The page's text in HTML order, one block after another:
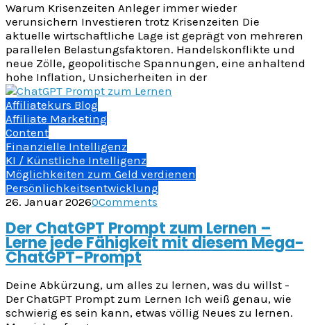
Warum Krisenzeiten Anleger immer wieder
verunsichern Investieren trotz Krisenzeiten Die
aktuelle wirtschaftliche Lage ist geprägt von mehreren
parallelen Belastungsfaktoren. Handelskonflikte und
neue Zölle, geopolitische Spannungen, eine anhaltend
hohe Inflation, Unsicherheiten in der
Affiliatekurs Blog
Affiliate Marketing
Content
Finanzielle Intelligenz
KI / Künstliche Intelligenz
Möglichkeiten zum Geld verdienen
Persönlichkeitsentwicklung
26. Januar 20260Comments
Der ChatGPT Prompt zum Lernen –
Lerne jede Fähigkeit mit diesem Mega-
ChatGPT-Prompt
Deine Abkürzung, um alles zu lernen, was du willst -
Der ChatGPT Prompt zum Lernen Ich weiß genau, wie
schwierig es sein kann, etwas völlig Neues zu lernen.